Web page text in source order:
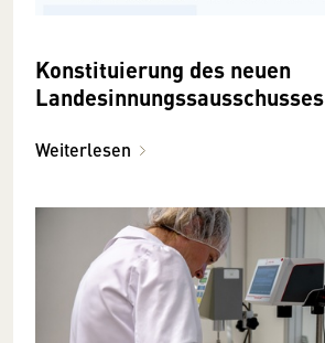
Konstituierung des neuen
Landesinnungssausschusses
Weiterlesen